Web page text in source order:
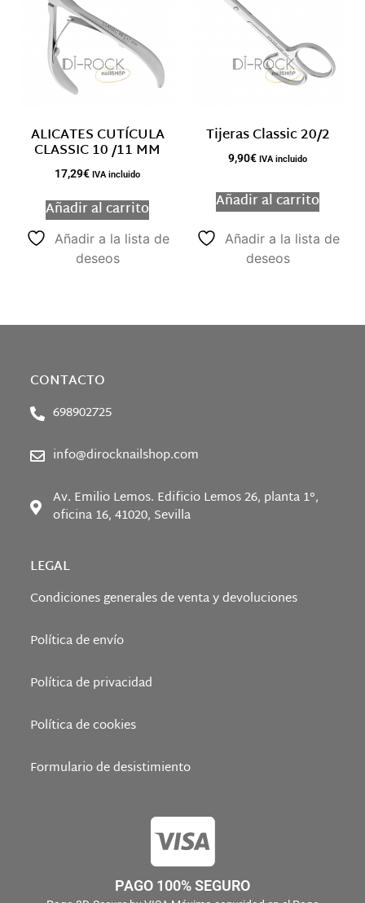
ALICATES CUTÍCULA
CLASSIC 10 /11 MM
17,29€ IVA incluido
Añadir al carrito
Añadir a la lista de
deseos
Tijeras Classic 20/2
9,90€ IVA incluido
Añadir al carrito
Añadir a la lista de
deseos
CONTACTO
698902725
info@dirocknailshop.com
Av. Emilio Lemos. Edificio Lemos 26, planta 1°,
oficina 16, 41020, Sevilla
LEGAL
Condiciones generales de venta y devoluciones
Política de envío
Política de privacidad
Política de cookies
Formulario de desistimiento
PAGO 100% SEGURO